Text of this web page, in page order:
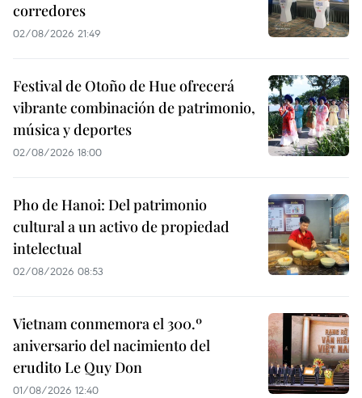
corredores
02/08/2026 21:49
Festival de Otoño de Hue ofrecerá
vibrante combinación de patrimonio,
música y deportes
02/08/2026 18:00
Pho de Hanoi: Del patrimonio
cultural a un activo de propiedad
intelectual
02/08/2026 08:53
Vietnam conmemora el 300.º
aniversario del nacimiento del
erudito Le Quy Don
01/08/2026 12:40